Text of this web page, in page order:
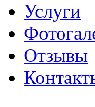
Услуги
Отзывы